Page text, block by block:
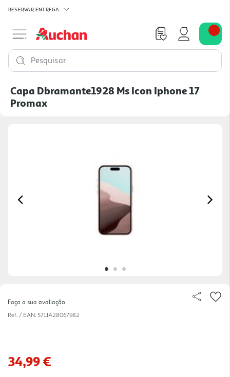
RESERVAR ENTREGA
Pesquisar
Capa Dbramante1928 Ms Icon Iphone 17
Promax
Previous
Faça a sua avaliação
Ref. / EAN: 5711428067982
34,99 €